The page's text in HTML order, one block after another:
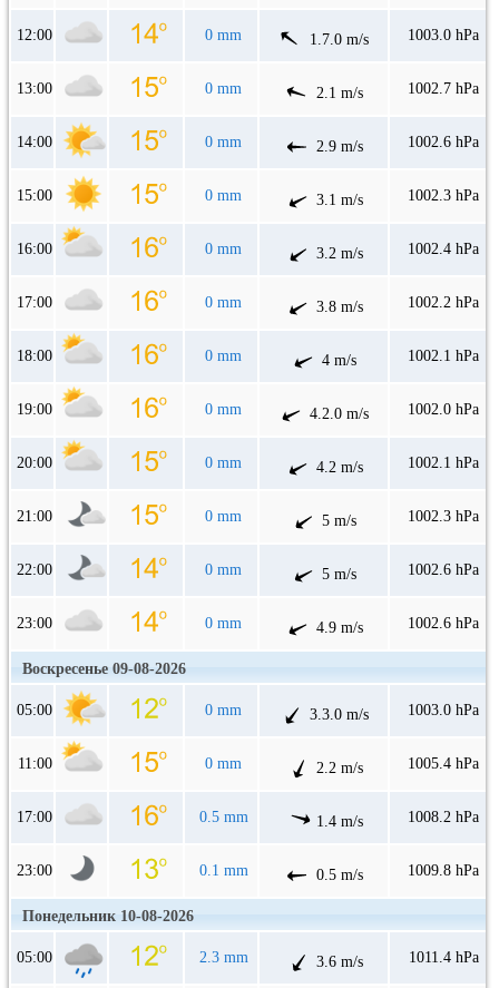
12:00 0 mm 1.7.0 m/s 1003.0 hPa
13:00 0 mm 2.1 m/s 1002.7 hPa
14:00 0 mm 2.9 m/s 1002.6 hPa
15:00 0 mm 3.1 m/s 1002.3 hPa
16:00 0 mm 3.2 m/s 1002.4 hPa
17:00 0 mm 3.8 m/s 1002.2 hPa
18:00 0 mm 4 m/s 1002.1 hPa
19:00 0 mm 4.2.0 m/s 1002.0 hPa
20:00 0 mm 4.2 m/s 1002.1 hPa
21:00 0 mm 5 m/s 1002.3 hPa
22:00 0 mm 5 m/s 1002.6 hPa
23:00 0 mm 4.9 m/s 1002.6 hPa
Воскресенье 09-08-2026
05:00 0 mm 3.3.0 m/s 1003.0 hPa
11:00 0 mm 2.2 m/s 1005.4 hPa
17:00 0.5 mm 1.4 m/s 1008.2 hPa
23:00 0.1 mm 0.5 m/s 1009.8 hPa
Понедельник 10-08-2026
05:00 2.3 mm 3.6 m/s 1011.4 hPa